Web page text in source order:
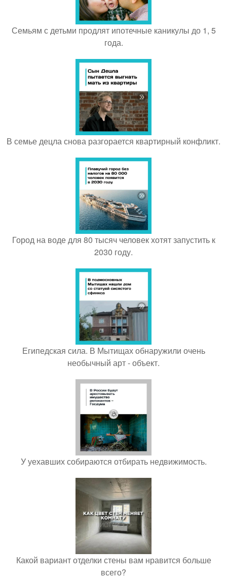
Семьям с детьми продлят ипотечные каникулы до 1, 5
года.
В семье децла снова разгорается квартирный конфликт.
Город на воде для 80 тысяч человек хотят запустить к
2030 году.
Египедская сила. В Мытищах обнаружили очень
необычный арт - объект.
У уехавших собираются отбирать недвижимость.
Какой вариант отделки стены вам нравится больше
всего?